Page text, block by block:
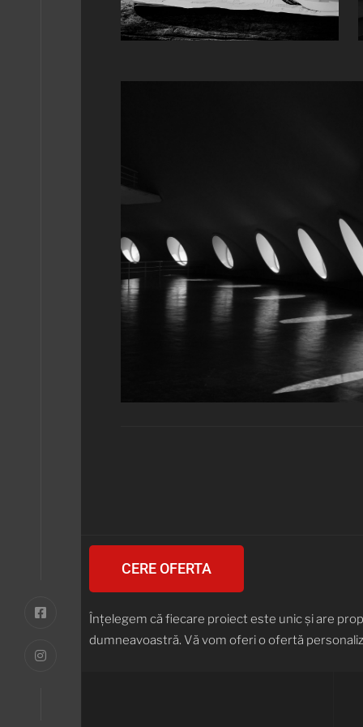
CERE OFERTA
Înțelegem că fiecare proiect este unic și are
dumneavoastră. Vă vom oferi o ofertă